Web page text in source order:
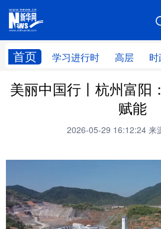
首页 学习进行时 高层 时
网站地图
学习进行时 高层
文化 书画
访谈 视频
美丽中国行丨杭州富阳
赋能
2026-05-29 16:12:24 来